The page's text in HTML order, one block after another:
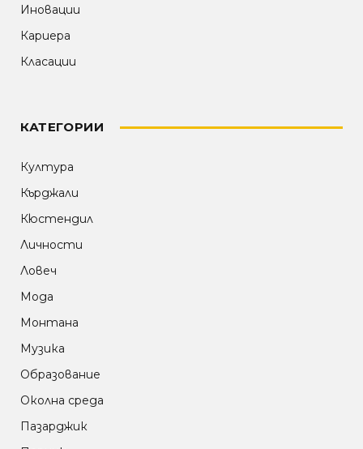
Иновации
Кариера
Класации
КАТЕГОРИИ
Култура
Кърджали
Кюстендил
Личности
Ловеч
Мода
Монтана
Музика
Образование
Околна среда
Пазарджик